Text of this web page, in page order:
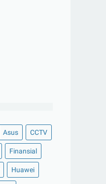
Asus CCTV
Finansial
Huawei